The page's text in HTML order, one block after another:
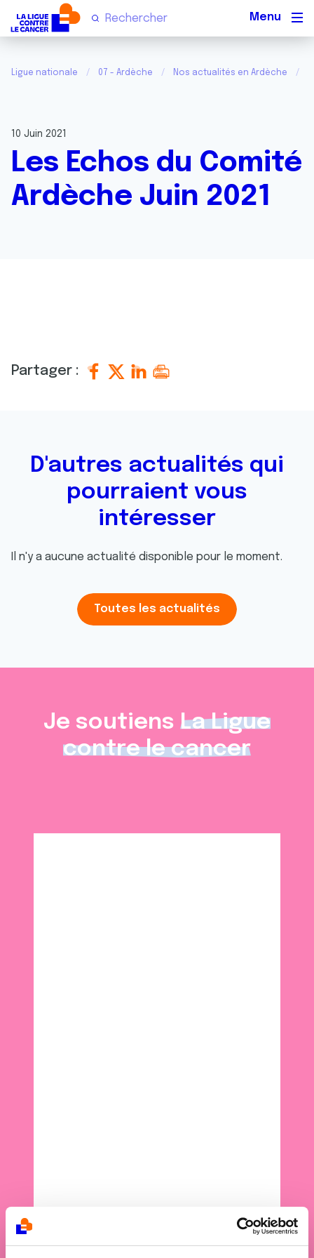
Ligue nationale 07 - Ardèche Nos actualités en Ardèche
10 Juin 2021
Les Echos du Comité
Ardèche Juin 2021
Partager :
D'autres actualités qui
pourraient vous
intéresser
Il n'y a aucune actualité disponible pour le moment.
Toutes les actualités
Je soutiens La Ligue
contre le cancer